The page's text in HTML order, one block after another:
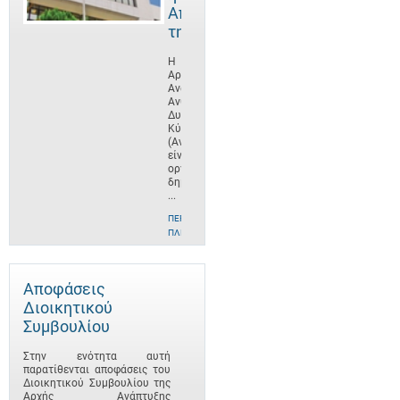
Αποστολή
της
Η
Αρχή
Ανάπτυξης
Ανθρώπινου
Δυναμικού
Κύπρου
(ΑνΑΔ)
είναι
οργανισμός
δημοσίου
...
ΠΕΡΙΣΣΌΤΕΡΕΣ
ΠΛΗΡΟΦΟΡΊΕΣ
Αποφάσεις
Διοικητικού
Συμβουλίου
Στην ενότητα αυτή
παρατίθενται αποφάσεις του
Διοικητικού Συμβουλίου της
Αρχής Ανάπτυξης